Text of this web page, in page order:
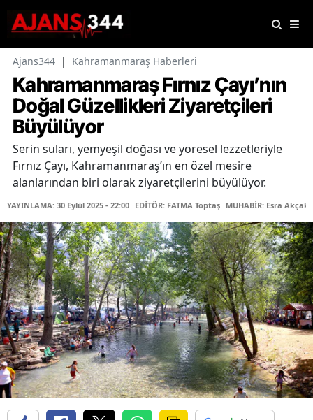
Ajans344 | Kahramanmaraş Haberleri
Kahramanmaraş Fırnız Çayı’nın
Doğal Güzellikleri Ziyaretçileri
Büyülüyor
Serin suları, yemyeşil doğası ve yöresel lezzetleriyle
Fırnız Çayı, Kahramanmaraş’ın en özel mesire
alanlarından biri olarak ziyaretçilerini büyülüyor.
YAYINLAMA: 30 Eylül 2025 - 22:00 EDİTÖR: FATMA Toptaş MUHABİR: Esra